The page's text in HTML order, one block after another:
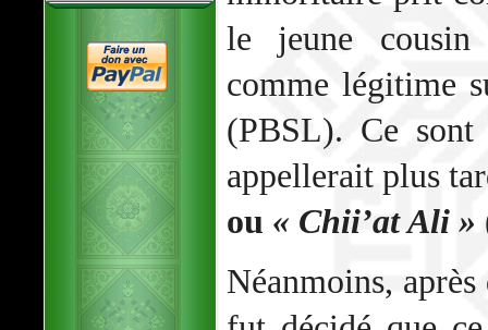
le jeune
comme légitime
(PBSL). Ce sont
appellerait plus
ou « Chii’at Ali »
Néanmoins,